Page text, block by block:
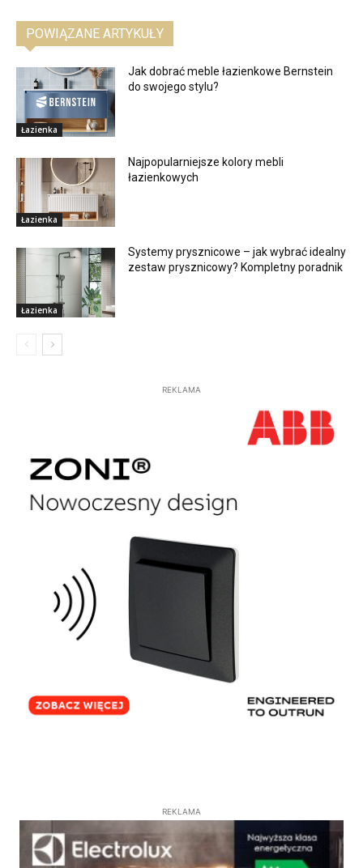
POWIĄZANE ARTYKUŁY
Łazienka
Jak dobrać meble łazienkowe Bernstein
do swojego stylu?
Łazienka
Najpopularniejsze kolory mebli
łazienkowych
Łazienka
Systemy prysznicowe – jak wybrać idealny
zestaw prysznicowy? Kompletny poradnik
REKLAMA
REKLAMA